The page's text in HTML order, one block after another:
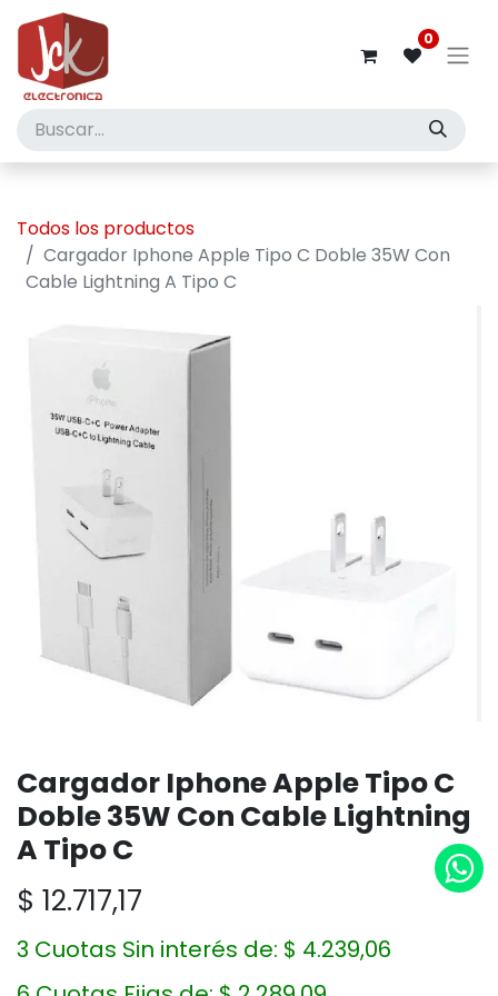
0
Todos los productos
Cargador Iphone Apple Tipo C Doble 35W Con
Cable Lightning A Tipo C
Cargador Iphone Apple Tipo C
Doble 35W Con Cable Lightning
A Tipo C
$ 12.717,17
3 Cuotas Sin interés de: $ 4.239,06